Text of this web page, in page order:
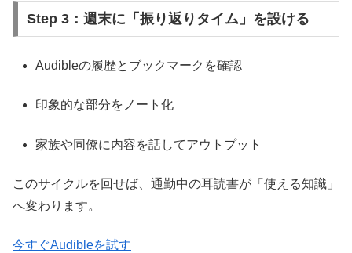
Step 3：週末に「振り返りタイム」を設ける
Audibleの履歴とブックマークを確認
印象的な部分をノート化
家族や同僚に内容を話してアウトプット
このサイクルを回せば、通勤中の耳読書が「使える知識」
へ変わります。
今すぐAudibleを試す